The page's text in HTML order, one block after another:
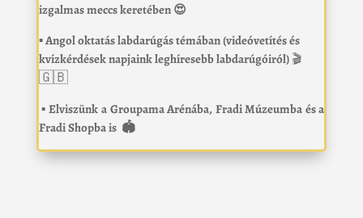
izgalmas meccs keretében 😍
▪️Angol oktatás labdarúgás témában (videóvetítés és
kvízkérdések napjaink leghíresebb labdarúgóiról)🎬
🇬🇧
▪️ Elviszünk a Groupama Arénába, Fradi Múzeumba és a
Fradi Shopba is 🏟️